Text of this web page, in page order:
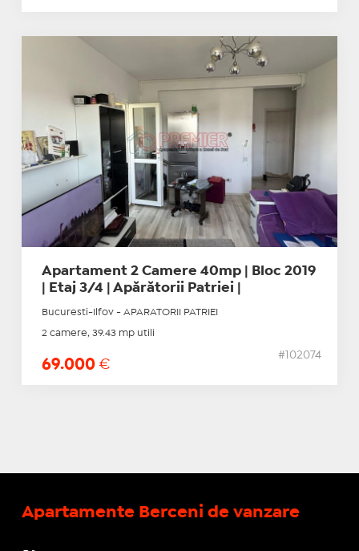
Apartament 2 Camere 40mp | Bloc 2019
| Etaj 3/4 | Apărătorii Patriei |
Bucuresti-Ilfov - APARATORII PATRIEI
2 camere, 39.43 mp utili
69.000 €
#102074
Apartamente Berceni de vanzare